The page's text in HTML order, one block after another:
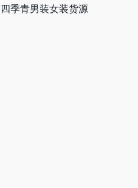
季青男装女装货源